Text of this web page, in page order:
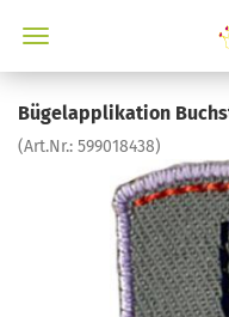
Bügelapplikation
(Art.Nr.: 599018438)